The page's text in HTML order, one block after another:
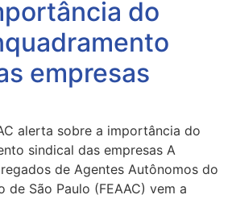
do
empresas
alerta sobre a importância do
sindical das empresas A
de Agentes Autônomos do
de São Paulo (FEAAC) vem a